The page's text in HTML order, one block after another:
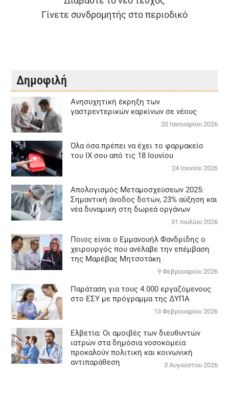
Γίνετε συνδρομητής στο περιοδικό
Δημοφιλή
Aνησυχητική έκρηξη των
γαστρεντερικών καρκίνων σε νέους
20 Ιανουαρίου 2026
Όλα όσα πρέπει να έχει το φαρμακείο
του ΙΧ σου από τις 18 Ιουνίου
24 Ιουνίου 2026
Απολογισμός Μεταμοσχεύσεων 2025:
Σημαντική άνοδος δοτών, 23% αύξηση και
νέα δυναμική στη δωρεά οργάνων
31 Ιουλίου 2026
Ποιος είναι ο Εμμανουήλ Φανδρίδης ο
χειρουργός που ανέλαβε την επέμβαση
της Μαρέβας Μητσοτάκη
9 Φεβρουαρίου 2026
Παράταση για τους 4.000 εργαζόμενους
στο ΕΣΥ με πρόγραμμα της ΔΥΠΑ
13 Φεβρουαρίου 2026
Ελβετία: Οι αμοιβές των διευθυντών
ιατρών στα δημόσια νοσοκομεία
προκαλούν πολιτική και κοινωνική
αντιπαράθεση
3 Αυγούστου 2026